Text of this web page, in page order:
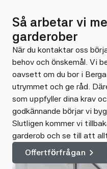
Så arbetar vi
garderober
När du kontaktar oss
behov och önskemål. Vi
oavsett om du bor i
utrymmet och ge råd.
som uppfyller dina krav
godkännande börjar vi
Slutligen kommer vi
garderob och se till att
Offertförfrågan